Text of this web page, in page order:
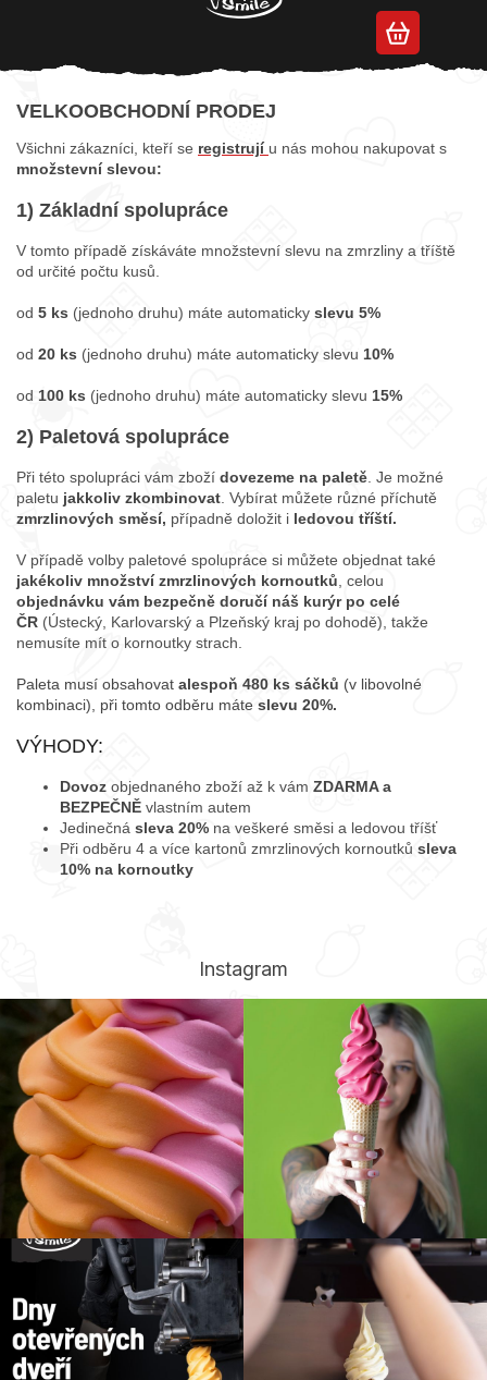
VELKOOBCHODNÍ PRODEJ
Všichni zákazníci, kteří se registrují u nás mohou nakupovat s
množstevní slevou:
1) Základní spolupráce
V tomto případě získáváte množstevní slevu na zmrzliny a tříště
od určité počtu kusů.
od 5 ks (jednoho druhu) máte automaticky slevu 5%
od 20 ks (jednoho druhu) máte automaticky slevu 10%
od 100 ks (jednoho druhu) máte automaticky slevu 15%
2) Paletová spolupráce
Při této spolupráci vám zboží dovezeme na paletě . Je možné
paletu jakkoliv zkombinovat . Vybírat můžete různé příchutě
zmrzlinových směsí, případně doložit i ledovou tříští.
V případě volby paletové spolupráce si můžete objednat také
jakékoliv množství zmrzlinových kornoutků , celou
objednávku vám bezpečně doručí náš kurýr po celé
ČR (Ústecký, Karlovarský a Plzeňský kraj po dohodě), takže
nemusíte mít o kornoutky strach.
Paleta musí obsahovat alespoň 480 ks sáčků (v libovolné
kombinaci), při tomto odběru máte slevu 20%.
VÝHODY:
Dovoz objednaného zboží až k vám ZDARMA a
BEZPEČNĚ vlastním autem
Jedinečná sleva 20% na veškeré směsi a ledovou tříšť
Při odběru 4 a více kartonů zmrzlinových kornoutků sleva
10% na kornoutky
Instagram